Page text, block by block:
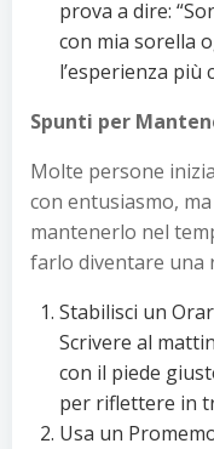
prova a dire:
con mia sorella
l’esperienza più
Spunti per
Molte persone
con entusiasmo,
mantenerlo nel
farlo diventare una
Stabilisci un
Scrivere al
con il piede
per riflettere in
Usa un